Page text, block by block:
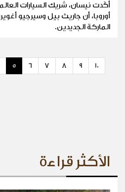
أكّدت نيسان، شريك السيارات
أوروبا، أن جاريث بيل وسيرجيو
الماركة الجديدين.
5 6 7 8 9 10
الأكثر قراءة